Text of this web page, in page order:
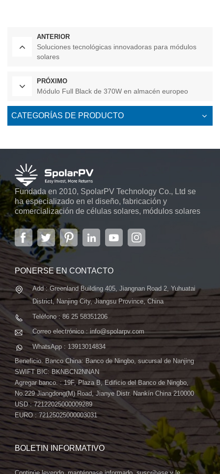
ANTERIOR
Soluciones tecnológicas innovadoras para módulos
solares
PRÓXIMO
Módulo Full Black de 370W en almacén europeo
CATEGORÍAS DE PRODUCTO
Fundada en 2010, SpolarPV Technology Co., Ltd se
ha especializado en el diseño, fabricación y
comercialización de células solares, módulos solares
y sistemas de energía solar. La empresa, ubicada en
la capital de la provincia de Jiangsu, Nanjing, con una
superficie de 6.000 m2, cuenta con sistemas
automáticos avanzados...
PONERSE EN CONTACTO
Add : Greenland Building 405, Jiangnan Road 2, Yuhuatai
District, Nanjing City, Jiangsu Province, China
Teléfono : 86 25 58351206
Correo electrónico : info@spolarpv.com
WhatsApp : 13913014834
Beneficio. Banco China: Banco de Ningbo, sucursal de Nanjing
SWIFT BIC: BKNBCN2NNAN
Agregar banco. : 19F, Plaza B, Edificio del Banco de Ningbo,
No.229 Jiangdong(M) Road, Jianye Distr. Nankín China 210000
USD : 72122025000009289
EURO : 72125025000003031
BOLETIN INFORMATIVO